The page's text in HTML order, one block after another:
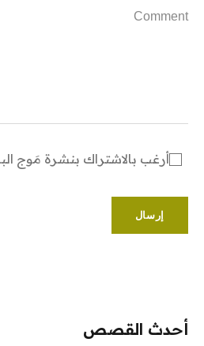
أرغب بالاشتراك بنشرة مَوج
أحدث القصص